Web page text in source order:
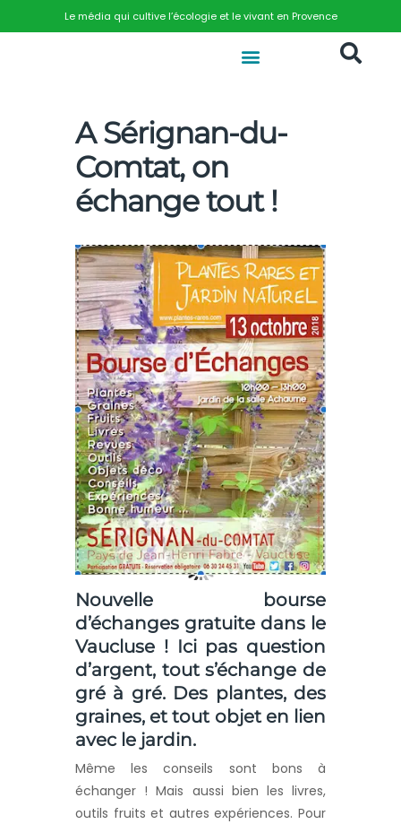
Le média qui cultive l’écologie et le vivant en Provence
A Sérignan-du-
Comtat, on
échange tout !
Nouvelle bourse
d’échanges gratuite dans le
Vaucluse ! Ici pas question
d’argent, tout s’échange de
gré à gré. Des plantes, des
graines, et tout objet en lien
avec le jardin.
Même les conseils sont bons à
échanger ! Mais aussi bien les livres,
outils fruits et autres expériences. Pour